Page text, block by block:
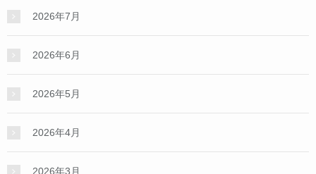
2026年7月
2026年6月
2026年5月
2026年4月
2026年3月